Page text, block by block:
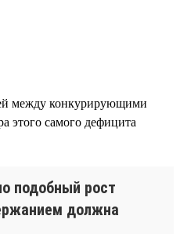
между конкурирующими
этого самого дефицита
подобный рост
должна